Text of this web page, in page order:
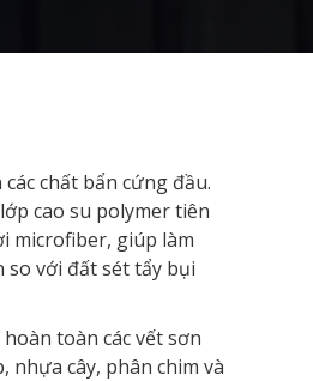
chất bẩn cứng đầu.
cao su polymer tiên
microfiber, giúp làm
so với đất sét tẩy bụi
toàn các vết sơn
nhựa cây, phân chim và